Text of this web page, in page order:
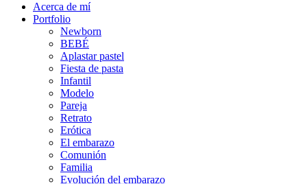
Acerca de mí
Portfolio
Newborn
BEBÉ
Aplastar pastel
Fiesta de pasta
Infantil
Modelo
Pareja
Retrato
Erótica
El embarazo
Comunión
Familia
Evolución del embarazo